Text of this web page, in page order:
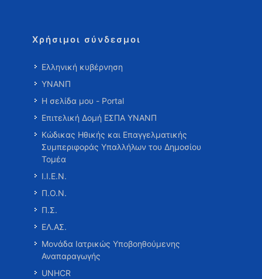
Χρήσιμοι σύνδεσμοι
Ελληνική κυβέρνηση
ΥΝΑΝΠ
Η σελίδα μου - Portal
Επιτελική Δομή ΕΣΠΑ ΥΝΑΝΠ
Κώδικας Ηθικής και Επαγγελματικής
Συμπεριφοράς Υπαλλήλων του Δημοσίου
Τομέα
Ι.Ι.Ε.Ν.
Π.Ο.Ν.
Π.Σ.
ΕΛ.ΑΣ.
Μονάδα Ιατρικώς Υποβοηθούμενης
Αναπαραγωγής
UNHCR